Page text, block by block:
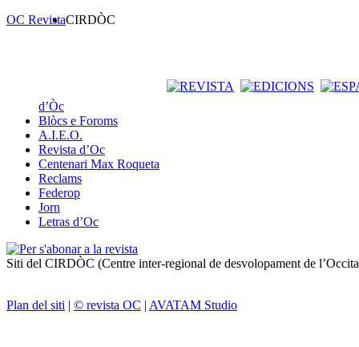
OC RevistaCIRDÒC
d’Òc
Blòcs e Foroms
A.I.E.O.
Revista d’Oc
Centenari Max Roqueta
Reclams
Federop
Jorn
Letras d’Oc
Siti del CIRDÒC (Centre inter-regional de desvolopament de
Plan del siti | © revista OC | AVATAM Studio